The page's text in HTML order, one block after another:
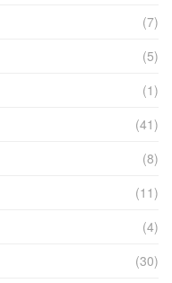
(7)
(5)
(1)
(41)
(8)
(11)
(4)
(30)